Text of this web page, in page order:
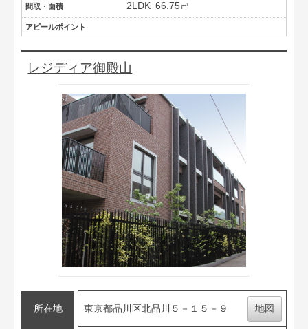
間取・面積 2LDK 66.75㎡
アピールポイント
レジディア御殿山
所在地 東京都品川区北品川５－１５－９ 地図